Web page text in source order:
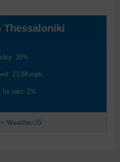
Thessaloniki
30%
23.8Kmph
for rain: 1%
Weather25